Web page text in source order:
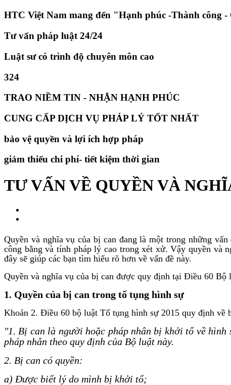
HTC Việt Nam mang đến "Hạnh phúc -Thành công
Tư vấn pháp luật 24/24
Luật sư có trình độ chuyên môn cao
324
TRAO NIỀM TIN - NHẬN HẠNH PHÚC
CUNG CẤP DỊCH VỤ PHÁP LÝ TỐT NHẤT
bảo vệ quyền và lợi ích hợp pháp
giảm thiếu chi phí- tiết kiệm thời gian
TƯ VẤN VỀ QUYỀN VÀ
Quyền và nghĩa vụ của bị can đang là một trong những
công bằng và tính pháp lý cao trong xét xử. Vậy quyền và
đây sẽ giúp các bạn tìm hiểu rõ hơn về vấn đề này.
Quyền và nghĩa vụ của bị can được quy định tại Điều 60 Bộ
1. Quyền của bị can trong tố tụng hình sự
Khoản 2. Điều 60 bộ luật Tố tụng hình sự 2015 quy định về
"1. Bị can là người hoặc pháp nhân bị khởi tố về
pháp nhân theo quy định của Bộ luật này.
2. Bị can có quyền:
a) Được biết lý do mình bị khởi tố;